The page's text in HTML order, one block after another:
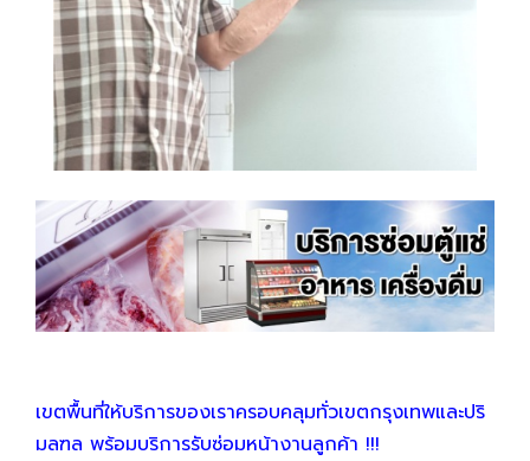
เขตพื้นที่ให้บริการของเราครอบคลุมทั่วเขตกรุงเทพและปริ
มลฑล พร้อมบริการรับซ่อมหน้างานลูกค้า !!!